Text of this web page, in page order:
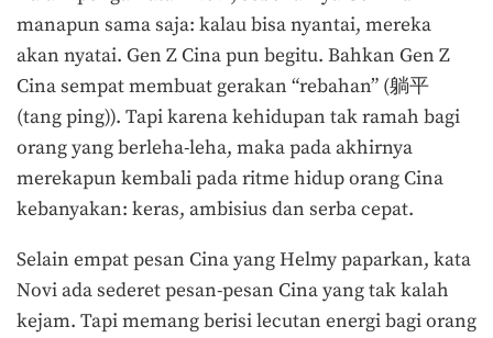
manapun sama saja: kalau bisa nyantai, mereka
akan nyatai. Gen Z Cina pun begitu. Bahkan Gen Z
Cina sempat membuat gerakan “rebahan” (躺平
(tang ping)). Tapi karena kehidupan tak ramah bagi
orang yang berleha-leha, maka pada akhirnya
merekapun kembali pada ritme hidup orang Cina
kebanyakan: keras, ambisius dan serba cepat.
Selain empat pesan Cina yang Helmy paparkan, kata
Novi ada sederet pesan-pesan Cina yang tak kalah
kejam. Tapi memang berisi lecutan energi bagi orang